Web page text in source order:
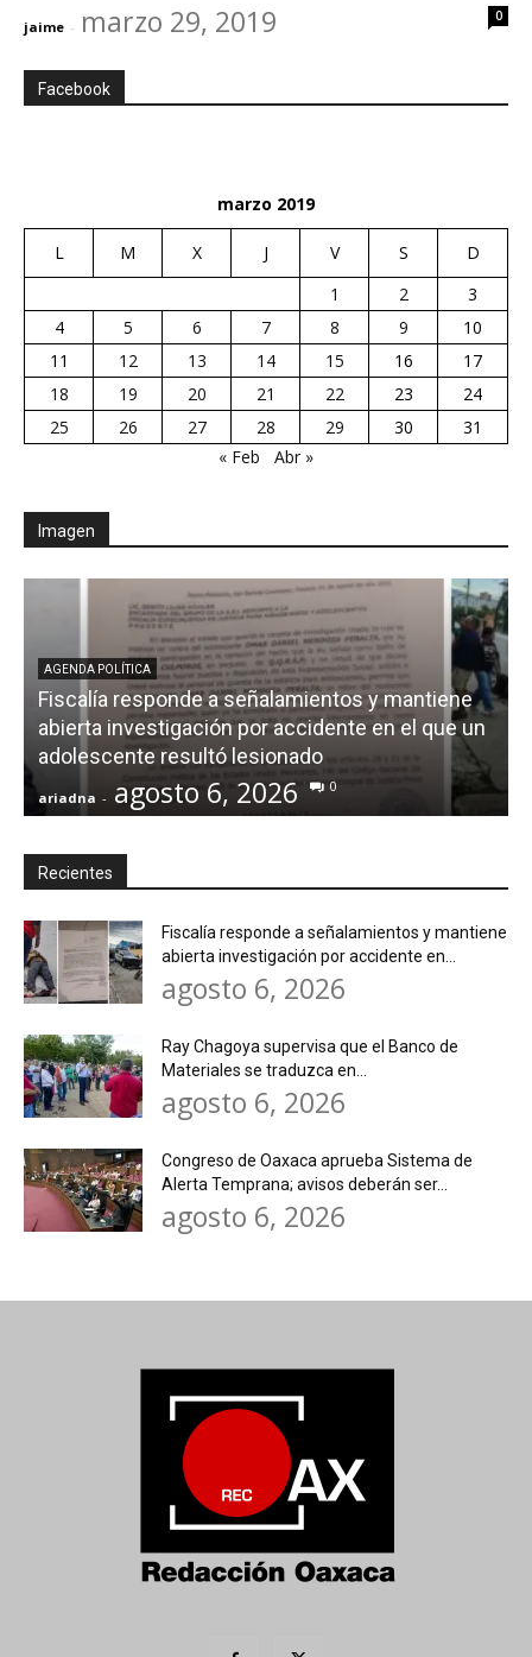
jaime - marzo 29, 2019 0
Facebook
marzo 2019
L M X J V S
D
1
2
3
4
5 6 7 8 9
10
11
12 13 14 15 16
17
18
19 20 21 22 23
24
25
26 27 28 29 30
31
« Feb
Abr »
Imagen
AGENDA POLÍTICA
Fiscalía responde a señalamientos y mantiene
abierta investigación por accidente en el que un
adolescente resultó lesionado
ariadna - agosto 6, 2026 0
Recientes
Fiscalía responde a señalamientos y mantiene
abierta investigación por accidente en...
agosto 6, 2026
Ray Chagoya supervisa que el Banco de
Materiales se traduzca en...
agosto 6, 2026
Congreso de Oaxaca aprueba Sistema de
Alerta Temprana; avisos deberán ser...
agosto 6, 2026